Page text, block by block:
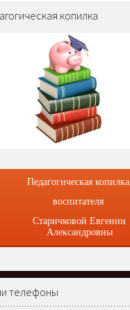
копилка
Педагогическая копилка
воспитателя
Старичковой Евгении
Александровны
телефоны